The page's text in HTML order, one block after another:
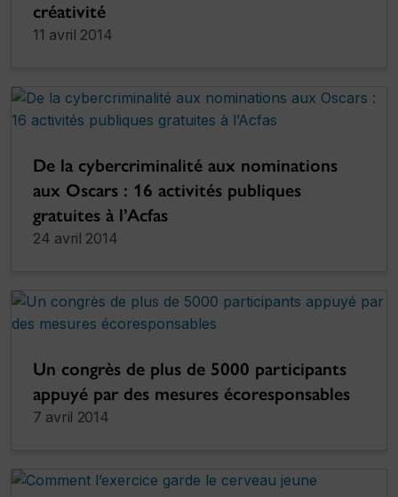
créativité
11 avril 2014
De la cybercriminalité aux nominations
aux Oscars : 16 activités publiques
gratuites à l’Acfas
24 avril 2014
Un congrès de plus de 5000 participants
appuyé par des mesures écoresponsables
7 avril 2014